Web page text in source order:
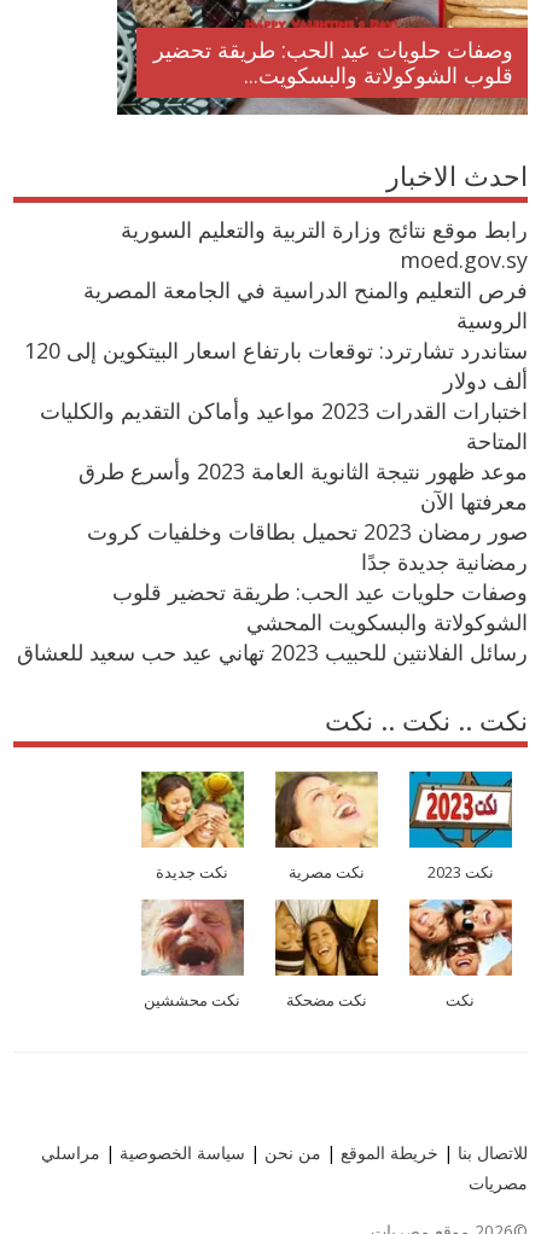
وصفات حلويات عيد الحب: طريقة تحضير
قلوب الشوكولاتة والبسكويت...
احدث الاخبار
رابط موقع نتائج وزارة التربية والتعليم السورية
moed.gov.sy
فرص التعليم والمنح الدراسية في الجامعة المصرية
الروسية
ستاندرد تشارترد: توقعات بارتفاع اسعار البيتكوين إلى 120
ألف دولار
اختبارات القدرات 2023 مواعيد وأماكن التقديم والكليات
المتاحة
موعد ظهور نتيجة الثانوية العامة 2023 وأسرع طرق
معرفتها الآن
صور رمضان 2023 تحميل بطاقات وخلفيات كروت
رمضانية جديدة جدًا
وصفات حلويات عيد الحب: طريقة تحضير قلوب
الشوكولاتة والبسكويت المحشي
رسائل الفلانتين للحبيب 2023 تهاني عيد حب سعيد للعشاق
نكت .. نكت .. نكت
نكت 2023 نكت مصرية نكت جديدة
نكت نكت مضحكة نكت محششين
للاتصال بنا | خريطة الموقع | من نحن | سياسة الخصوصية | مراسلي
مصريات